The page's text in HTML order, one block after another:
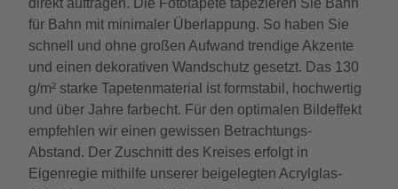
direkt auftragen. Die Fototapete tapezieren Sie Bahn
für Bahn mit minimaler Überlappung. So haben Sie
schnell und ohne großen Aufwand trendige Akzente
und einen dekorativen Wandschutz gesetzt. Das 130
g/m² starke Tapetenmaterial ist formstabil, hochwertig
und über Jahre farbecht. Für den optimalen Bildeffekt
empfehlen wir einen gewissen Betrachtungs-
Abstand. Der Zuschnitt des Kreises erfolgt in
Eigenregie mithilfe unserer beigelegten Acrylglas-